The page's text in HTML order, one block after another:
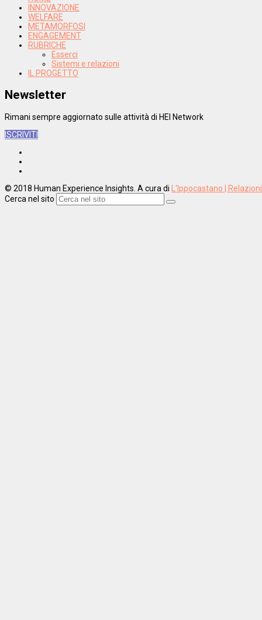
INNOVAZIONE
WELFARE
METAMORFOSI
ENGAGEMENT
RUBRICHE
Esserci
Sistemi e relazioni
IL PROGETTO
Newsletter
Rimani sempre aggiornato sulle attività di HEI Network
ISCRIVITI
© 2018 Human Experience Insights. A cura di L'Ippocastano |
Cerca nel sito